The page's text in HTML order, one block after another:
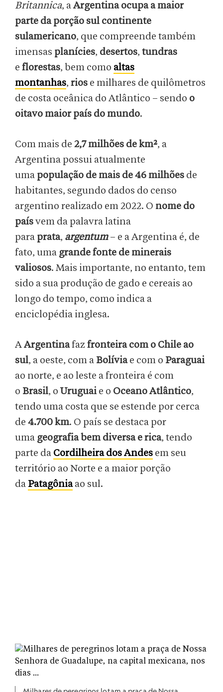
Britannica, aArgentina ocupa a maior
parte da porção sul continente
sulamericano, que compreende também
imensas planícies, desertos, tundras
e florestas, bem como altas
montanhas, rios e milhares de quilômetros
de costa oceânica do Atlântico – sendo o
oitavo maior país do mundo.
Com mais de 2,7 milhões de km², a
Argentina possui atualmente
uma população de mais de 46 milhões de
habitantes, segundo dados do censo
argentino realizado em 2022. O nome do
paísvem da palavra latina
para prata, argentum– e a Argentina é, de
fato, uma grande fonte de minerais
valiosos. Mais importante, no entanto, tem
sido a sua produção de gado e cereais ao
longo do tempo, como indica a
enciclopédia inglesa.
AArgentinafazfronteira com o Chile ao
sul, a oeste, com a Bolíviae com o Paraguai
ao norte, e ao leste a fronteira é com
o Brasil, o Uruguaie o Oceano Atlântico,
tendo uma costa que se estende por cerca
de 4.700 km. O país se destaca por
uma geografia bem diversa e rica, tendo
parte da Cordilheira dos Andes em seu
território ao Norte e a maior porção
da Patagôniaao sul.